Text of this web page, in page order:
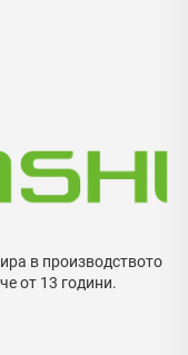
в производството
от 13 години.